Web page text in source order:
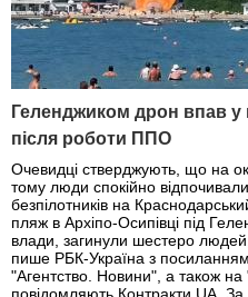
Геленджиком дрон впав
після роботи ППО
Очевидці стверджують, що на
тому люди спокійно
безпілотників на
пляж в Архіпо-Осипівці під
влади, загинули шестеро
пише РБК-Україна з
"Агентство. Новини", а також